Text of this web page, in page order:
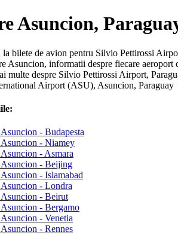
Asuncion,
bilete de avion pentru Silvio Pettirossi
Asuncion, informatii despre fiecare
multe despre Silvio Pettirossi Airport,
Airport (ASU), Asuncion, Paraguay
- Budapesta
- Niamey
- Asmara
- Beijing
- Islamabad
- Londra
- Beirut
- Bergamo
- Venetia
- Rennes